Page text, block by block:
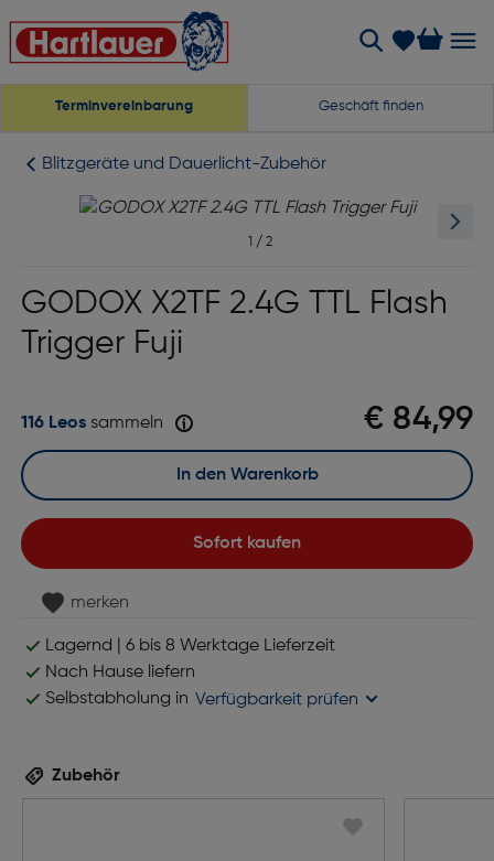
Terminvereinbarung Geschäft finden
Blitzgeräte und Dauerlicht-Zubehör
1 / 2
GODOX X2TF 2.4G TTL Flash
Trigger Fuji
€ 84,99
116 Leossammeln
Sofort kaufen
In den Warenkorb
merken
Lagernd | 6 bis 8 Werktage Lieferzeit
Nach Hause liefern
Selbstabholung in Verfügbarkeit prüfen
Zubehör